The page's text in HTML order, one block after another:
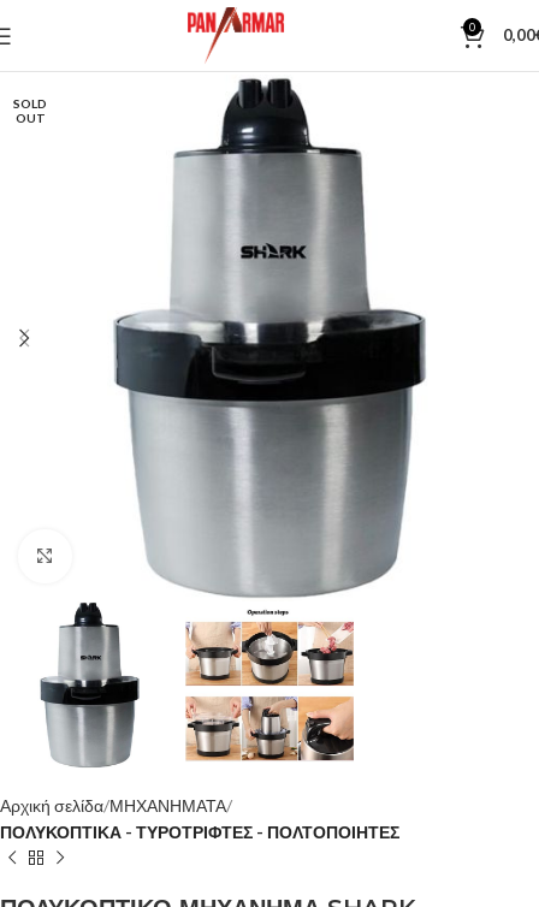
0 0,00
SOLD
OUT
Κλίκ για μεγέθυνση
Αρχική σελίδα ΜΗΧΑΝΗΜΑΤΑ
ΠΟΛΥΚΟΠΤΙΚΑ - ΤΥΡΟΤΡΙΦΤΕΣ - ΠΟΛΤΟΠΟΙΗΤΕΣ